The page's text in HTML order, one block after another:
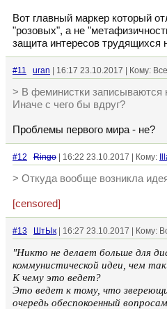
Вот главный маркер который
"розовых", а не
защита интересов трудящихся
#11 uran | 16:17 23.10.2017 | Кому:
> В феминистки записываются
Иначе с чего бы вдруг?
Проблемы первого мира - не?
#12 Ringo | 16:22 23.10.2017 | Кому:
> Откуда вообще возникла
[censored]
#13 ШтЫк | 16:27 23.10.2017 | Кому:
"Никто не делает больше для
коммунистической идеи, чем
К чему это ведет?
Это ведет к тому, что
очередь обеспокоенный